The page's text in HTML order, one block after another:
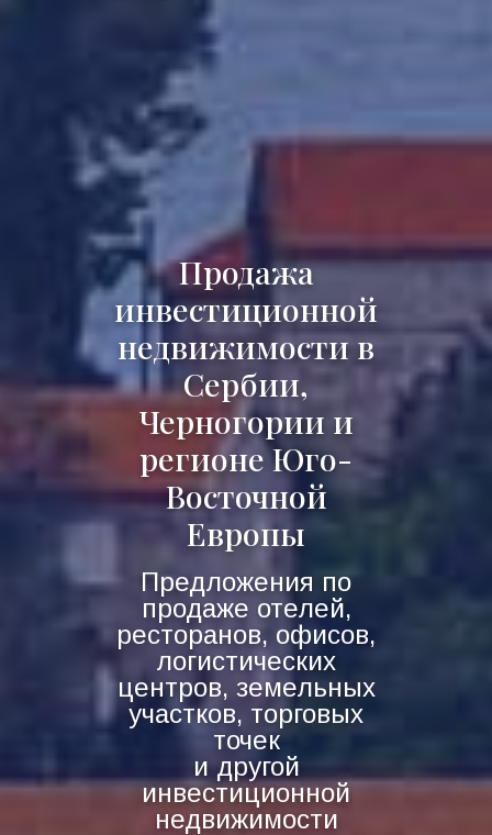
Продажа
инвестиционной
недвижимости в
Сербии,
Черногории и
регионе Юго-
Восточной
Европы
Предложения по
продаже отелей,
ресторанов, офисов,
логистических
центров, земельных
участков, торговых
точек
и другой
инвестиционной
недвижимости